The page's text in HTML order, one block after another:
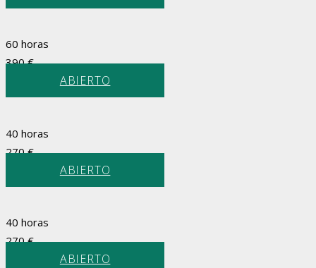
60 horas
390€
ABIERTO
40 horas
270€
ABIERTO
40 horas
270€
ABIERTO